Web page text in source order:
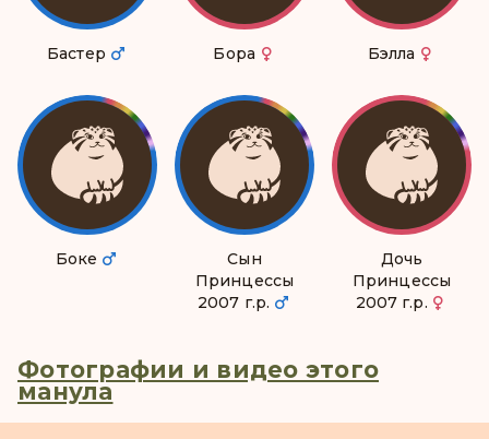
Бастер Бора Бэлла
Бокe
Сын
Принцессы
2007 г.р.
Дочь
Принцессы
2007 г.р.
Фотографии и видео этого
манула